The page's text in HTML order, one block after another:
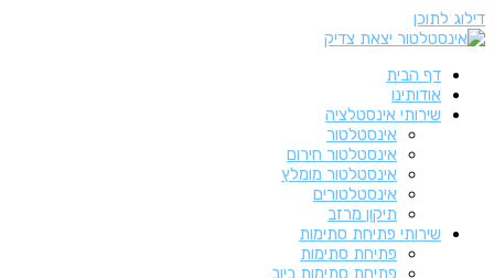
דילוג לתוכן
דף הבית
אודותינו
שירותי אינסטלציה
אינסטלטור
אינסטלטור חירום
אינסטלטור מומלץ
אינסטלטורים
תיקון מרזב
שירותי פתיחת סתימות
פתיחת סתימות
פתיחת סתימות ביוב